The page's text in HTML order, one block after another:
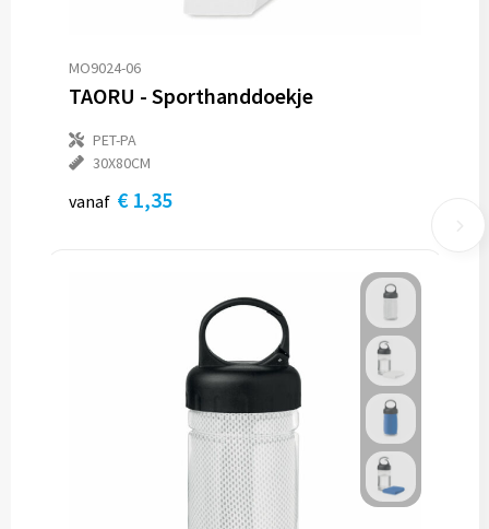
MO9024-06
TAORU - Sporthanddoekje
PET-PA
30X80CM
vanaf € 1,35